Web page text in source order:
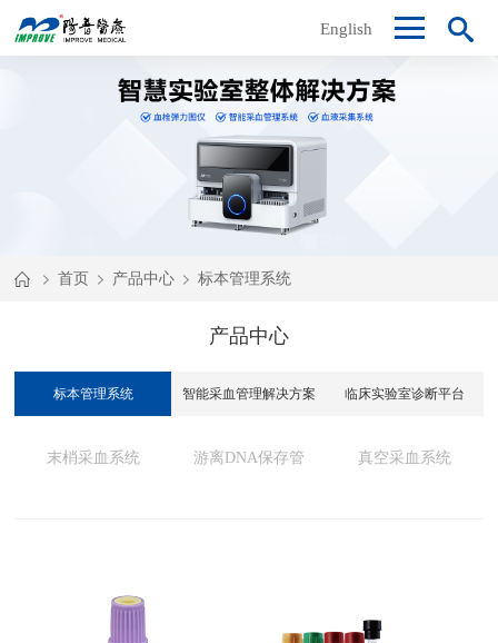
English
首页 产品中心 标本管理系统
产品中心
标本管理系统 智能采血管理解决方案 临床实验室诊断平台
末梢采血系统 游离DNA保存管 真空采血系统